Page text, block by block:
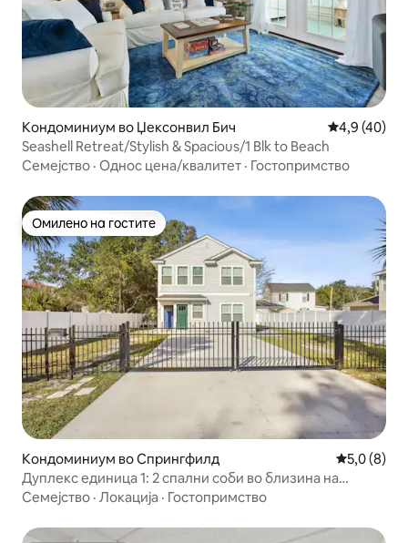
Кондоминиум во Џексонвил Бич Просечна
4,9 (40)
Seashell Retreat/Stylish & Spacious/1 Blk to Beach
Семејство · Однос цена/квалитет · Гостопримство
Омилено на гостите
Омилено на гостите
Кондоминиум во Спрингфилд Просечна
5,0 (8)
Дуплекс единица 1: 2 спални соби во близина на
стадионот и историскиот SPR
Семејство · Локација · Гостопримство